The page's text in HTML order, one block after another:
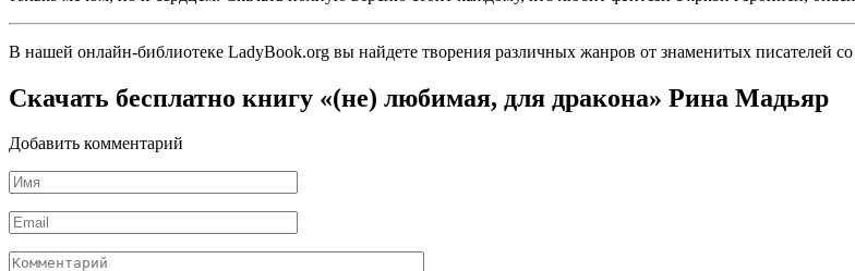
В нашей онлайн-библиотеке LadyBook.org вы найдете творения различных жанров от знаменитых писателей
Скачать бесплатно книгу «(не) любимая, для дракона» Рина Мадьяр
Добавить комментарий
Имя
*
Email
*
Комментарий